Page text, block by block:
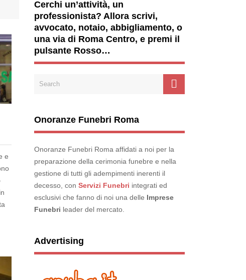
e
Cerchi un’attività, un
professionista? Allora scrivi,
avvocato, notaio, abbigliamento, o
una via di Roma Centro, e premi il
pulsante Rosso…
Onoranze Funebri Roma
Onoranze Funebri Roma affidati a noi per la
preparazione della cerimonia funebre e nella
gestione di tutti gli adempimenti inerenti il
decesso, con Servizi Funebri integrati ed
esclusivi che fanno di noi una delle Imprese
Funebri leader del mercato.
Advertising